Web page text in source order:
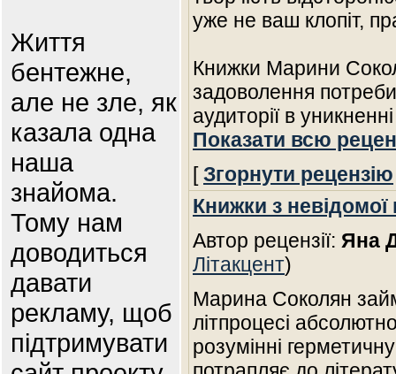
Життя
бентежне,
але не зле, як
казала одна
наша
знайома.
Тому нам
доводиться
давати
рекламу, щоб
підтримувати
уже не ваш клопіт,
Книжки Марини
задоволення
аудиторії в
Показати всю
[Згорнути рецензію
Книжки з невідомої
Автор рецензії: Яна
Літакцент)
Марина Соколян
літпроцесі
розумінні